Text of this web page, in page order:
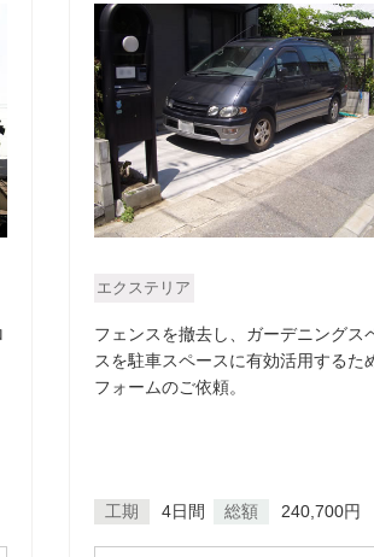
エクステリア
フェンスを撤去し、ガーデニングス
スを駐車スペースに有効活用するた
フォームのご依頼。
工期 4日間 総額 240,700円